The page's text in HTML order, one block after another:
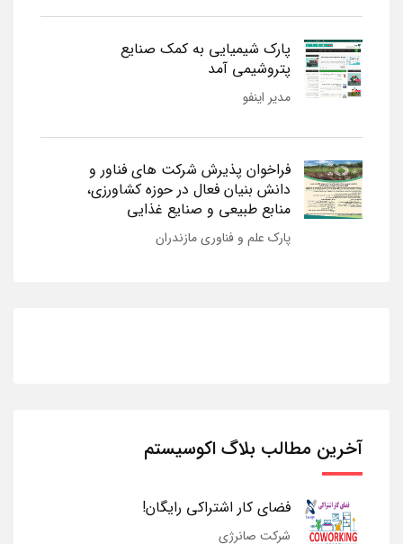
پارک شیمیایی به کمک صنایع
پتروشیمی آمد
مدیر اینفو
فراخوان پذیرش شرکت های فناور و
دانش بنیان فعال در حوزه کشاورزی،
منابع طبیعی و صنایع غذایی
پارک علم و فناوری مازندران
آخرین مطالب بلاگ اکوسیستم
فضای کار اشتراکی رایگان!
شرکت صانرژی